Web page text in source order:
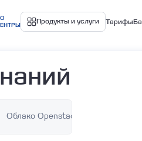
Продукты и услуги Тарифы
Облако
Облако Openstack